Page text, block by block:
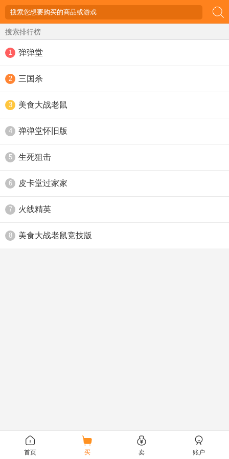
搜索排行榜
1 弹弹堂
2 三国杀
3 美食大战老鼠
4 弹弹堂怀旧版
5 生死狙击
6 皮卡堂过家家
7 火线精英
8 美食大战老鼠竞技版
首页 买 卖 账户